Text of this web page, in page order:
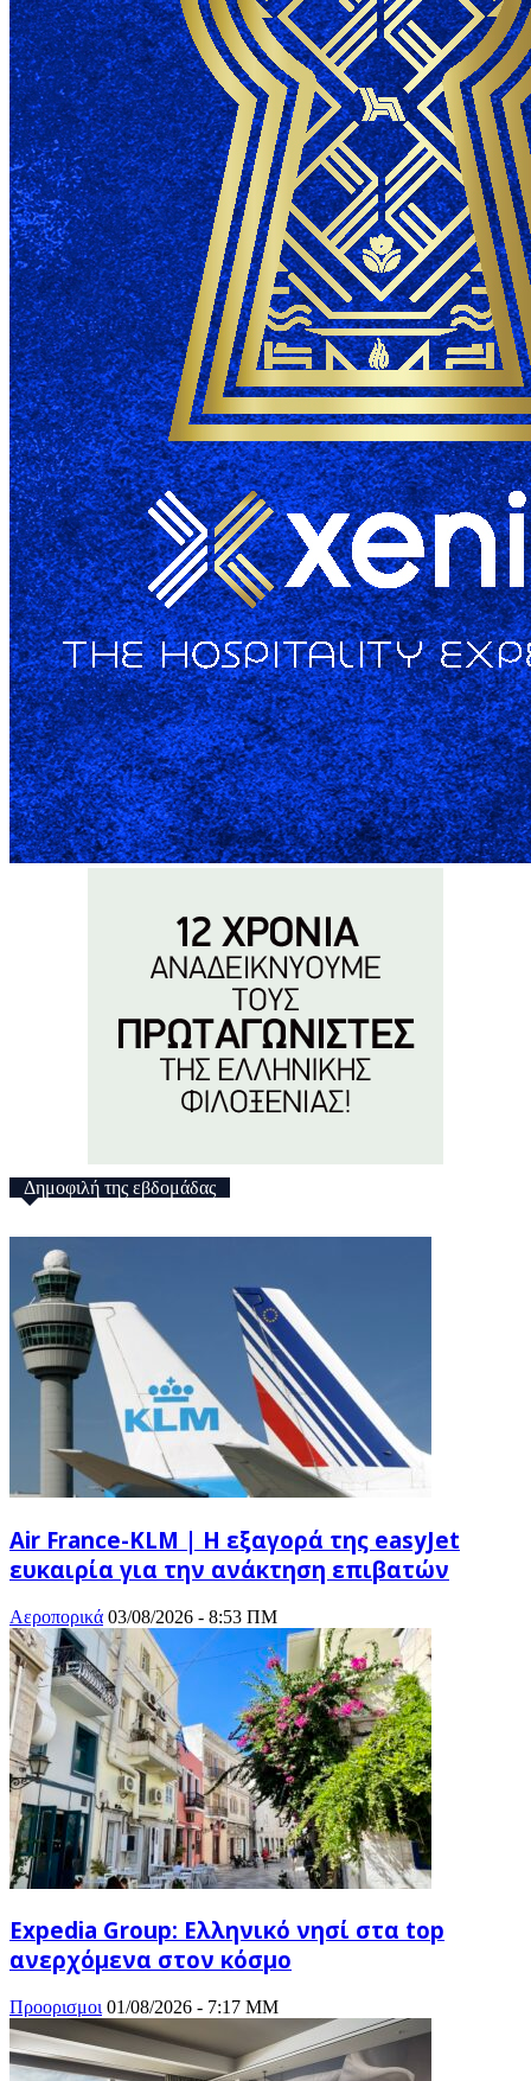
Δημοφιλή της εβδομάδας
Air France-KLM | Η εξαγορά της easyJet
ευκαιρία για την ανάκτηση επιβατών
Αεροπορικά 03/08/2026 - 8:53 ΠΜ
Expedia Group: Ελληνικό νησί στα top
ανερχόμενα στον κόσμο
Προορισμοι 01/08/2026 - 7:17 ΜΜ